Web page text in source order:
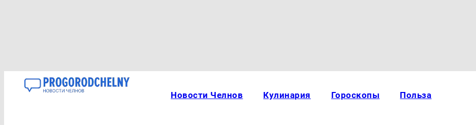
Новости Челнов Кулинария Гороскопы Польза